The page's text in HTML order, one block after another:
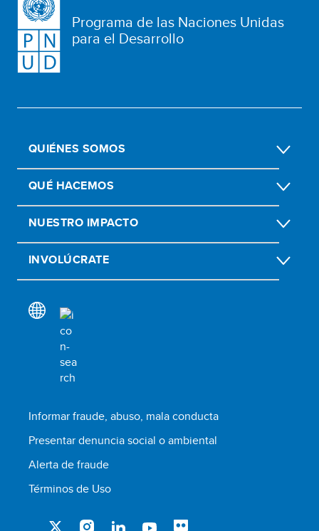
Programa de las Naciones Unidas
para el Desarrollo
QUIÉNES SOMOS
QUÉ HACEMOS
NUESTRO IMPACTO
INVOLÚCRATE
Informar fraude, abuso, mala conducta
Presentar denuncia social o ambiental
Alerta de fraude
Términos de Uso